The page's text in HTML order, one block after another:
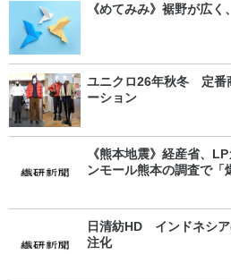
《めてみみ》裾野が広く
ユニクロ26年秋冬 定番
ーション
《熊本地震》経産省、
ンモール熊本の調査で
日清紡HD インドネシ
注化